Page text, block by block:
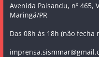
Avenida Paisandu, nº 465,
Maringá/PR
Das 08h às 18h (não fecha